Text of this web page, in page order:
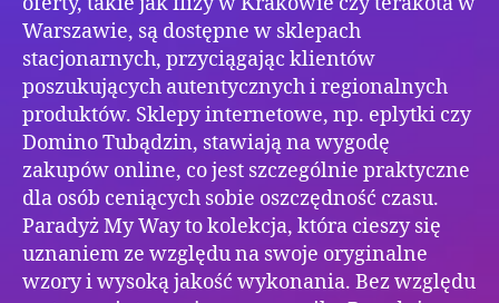
Warszawie, są dostępne w sklepach
stacjonarnych, przyciągając klientów
poszukujących autentycznych i regionalnych
produktów. Sklepy internetowe, np. eplytki czy
Domino Tubądzin, stawiają na wygodę
zakupów online, co jest szczególnie praktyczne
dla osób ceniących sobie oszczędność czasu.
Paradyż My Way to kolekcja, która cieszy się
uznaniem ze względu na swoje oryginalne
wzory i wysoką jakość wykonania. Bez względu